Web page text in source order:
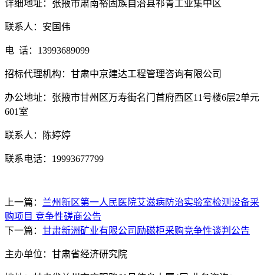
详细地址：张掖市肃南裕固族自治县祁青工业集中区
联系人：安国伟
电 话： 13993689099
招标代理机构：甘肃中京建达工程管理咨询有限公司
办公地址：张掖市甘州区万寿街名门首府西区11号楼6层2单元
601室
联系人：陈婷婷
联系电话： 19993677799
上一篇： 兰州新区第一人民医院艾滋病防治实验室检测设备采
购项目 竞争性磋商公告
下一篇： 甘肃新洲矿业有限公司励磁柜采购竞争性谈判公告
主办单位：甘肃省经济研究院